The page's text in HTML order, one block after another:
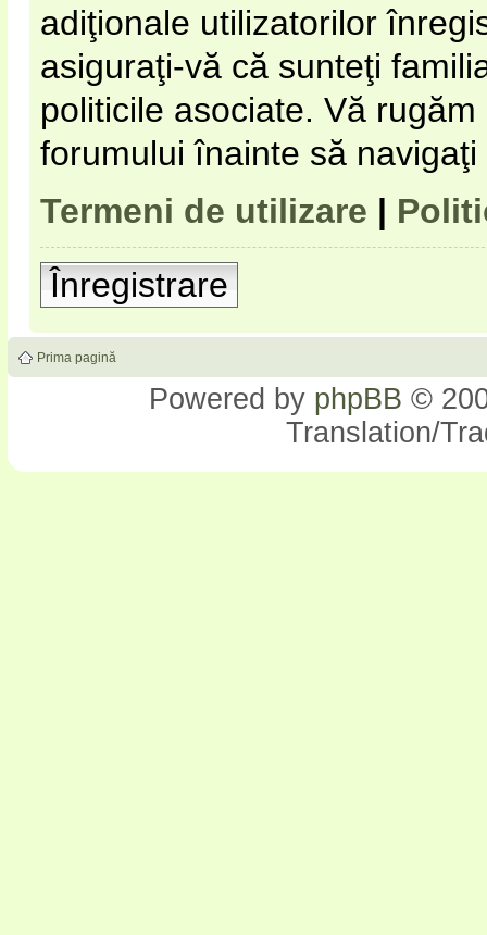
adiţionale utilizatorilor
asiguraţi-vă că sunteţi
politicile asociate. Vă
forumului înainte să
Termeni de utilizare |
Înregistrare
Prima pagină
Powered by phpBB ©
Translation/